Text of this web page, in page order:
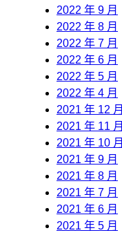
2022 年 9 月
2022 年 8 月
2022 年 7 月
2022 年 6 月
2022 年 5 月
2022 年 4 月
2021 年 12 月
2021 年 11 月
2021 年 10 月
2021 年 9 月
2021 年 8 月
2021 年 7 月
2021 年 6 月
2021 年 5 月